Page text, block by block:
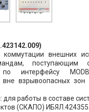
внешних
поступающим
по интерфейсу
вне взрывоопасных
работы в составе
(СКАПО)